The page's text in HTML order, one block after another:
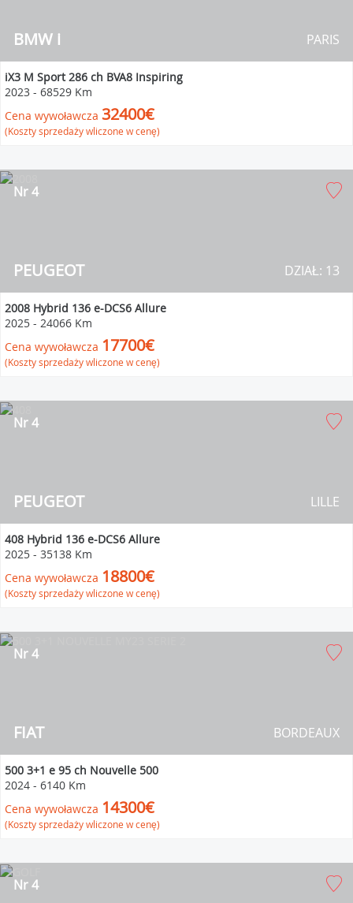
BMW i PARIS
iX3 M Sport 286 ch BVA8 Inspiring
2023 - 68529 Km
Cena wywoławcza 32400€
(Koszty sprzedaży wliczone w cenę)
PEUGEOT
Nr 4
DZIAŁ: 13
2008 Hybrid 136 e-DCS6 Allure
2025 - 24066 Km
Cena wywoławcza 17700€
(Koszty sprzedaży wliczone w cenę)
PEUGEOT
Nr 4
LILLE
408 Hybrid 136 e-DCS6 Allure
2025 - 35138 Km
Cena wywoławcza 18800€
(Koszty sprzedaży wliczone w cenę)
FIAT
Nr 4
BORDEAUX
500 3+1 e 95 ch Nouvelle 500
2024 - 6140 Km
Cena wywoławcza 14300€
(Koszty sprzedaży wliczone w cenę)
Nr 4